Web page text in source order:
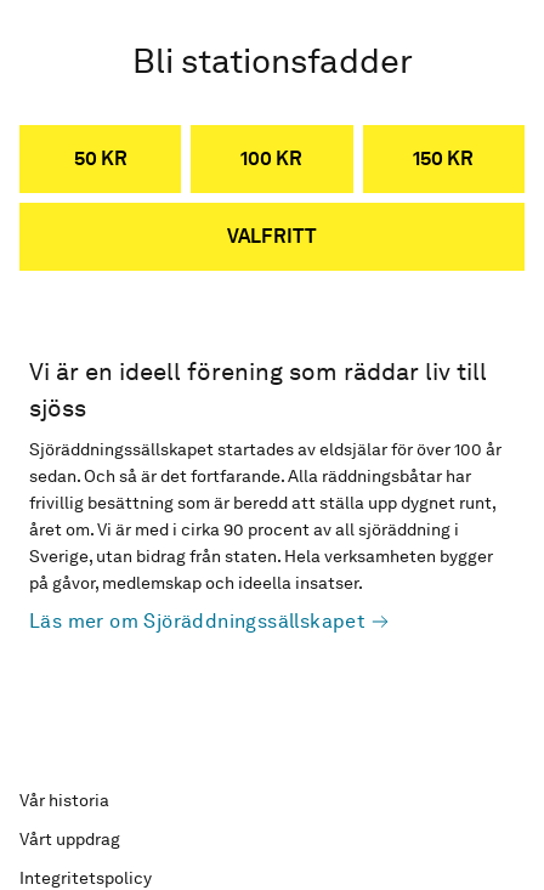
Bli stationsfadder
50 KR 100 KR 150 KR
VALFRITT
Vi är en ideell förening som räddar liv till
sjöss
Sjöräddningssällskapet startades av eldsjälar för över 100 år
sedan. Och så är det fortfarande. Alla räddningsbåtar har
frivillig besättning som är beredd att ställa upp dygnet runt,
året om. Vi är med i cirka 90 procent av all sjöräddning i
Sverige, utan bidrag från staten. Hela verksamheten bygger
på gåvor, medlemskap och ideella insatser.
Läs mer om Sjöräddningssällskapet
Vår historia
Vårt uppdrag
Integritetspolicy